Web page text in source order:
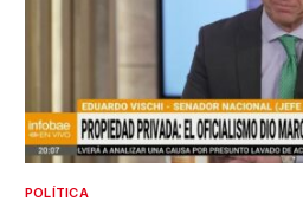
POLÍTICA